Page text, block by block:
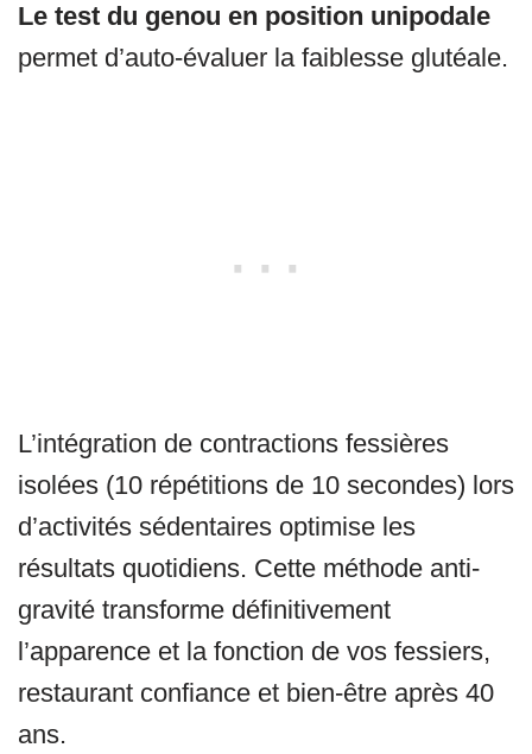
Le test du genou en position unipodale
permet d’auto-évaluer la faiblesse glutéale.
L’intégration de contractions fessières
isolées (10 répétitions de 10 secondes) lors
d’activités sédentaires optimise les
résultats quotidiens. Cette méthode anti-
gravité transforme définitivement
l’apparence et la fonction de vos fessiers,
restaurant confiance et bien-être après 40
ans.